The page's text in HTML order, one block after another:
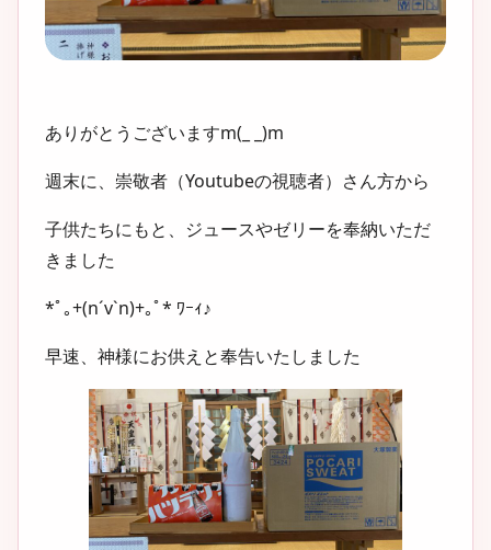
ありがとうございますm(_ _)m
週末に、崇敬者（Youtubeの視聴者）さん方から
子供たちにもと、ジュースやゼリーを奉納いただ
きました
*ﾟ｡+(n´v`n)+｡ﾟ* ﾜｰｨ♪
早速、神様にお供えと奉告いたしました